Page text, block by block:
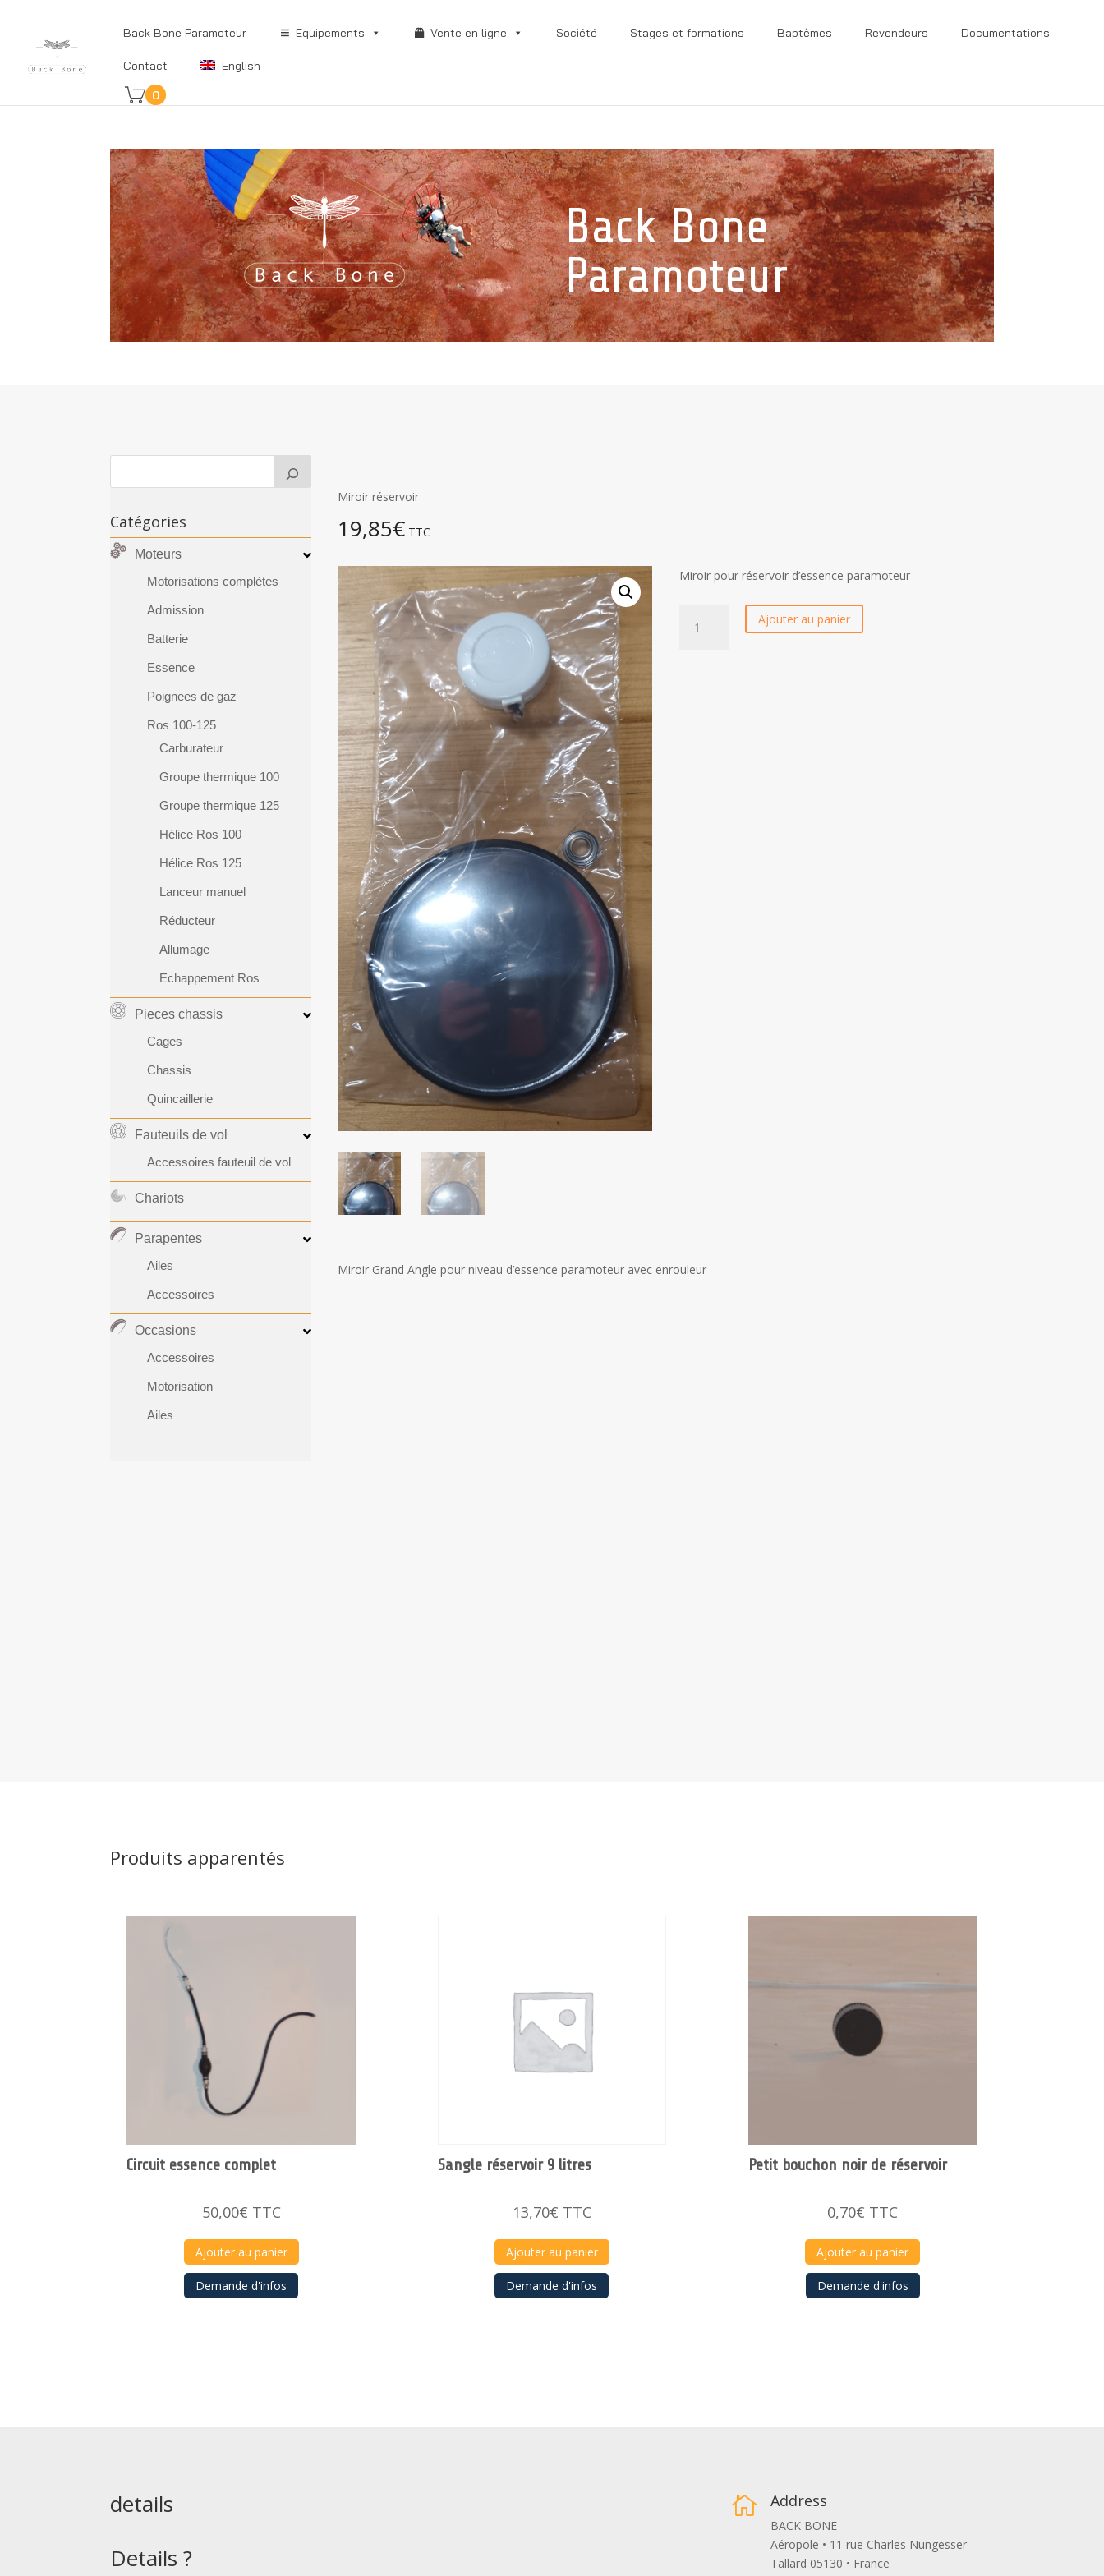
Back Bone Paramoteur Equipements Vente en ligne Société Stages et formations Baptêmes Revendeurs Documentations
Contact
English
0
Back Bone
Paramoteur
Catégories
Moteurs
Motorisations complètes
Admission
Batterie
Essence
Poignees de gaz
Ros 100-125
Carburateur
Groupe thermique 100
Groupe thermique 125
Hélice Ros 100
Hélice Ros 125
Lanceur manuel
Réducteur
Allumage
Echappement Ros
Pieces chassis
Cages
Chassis
Quincaillerie
Fauteuils de vol
Accessoires fauteuil de vol
Chariots
Parapentes
Ailes
Accessoires
Occasions
Accessoires
Motorisation
Ailes
Miroir réservoir
19,85€ TTC
Miroir pour réservoir d’essence paramoteur
Ajouter au panier
Miroir Grand Angle pour niveau d’essence paramoteur avec enrouleur
Produits apparentés
Circuit essence complet
50,00€ TTC
Ajouter au panier
Demande d'infos
Sangle réservoir 9 litres
13,70€ TTC
Ajouter au panier
Demande d'infos
Petit bouchon noir de réservoir
0,70€ TTC
Ajouter au panier
Demande d'infos
details
Details ?
 Address
BACK BONE
Aéropole • 11 rue Charles Nungesser
Tallard 05130 • France